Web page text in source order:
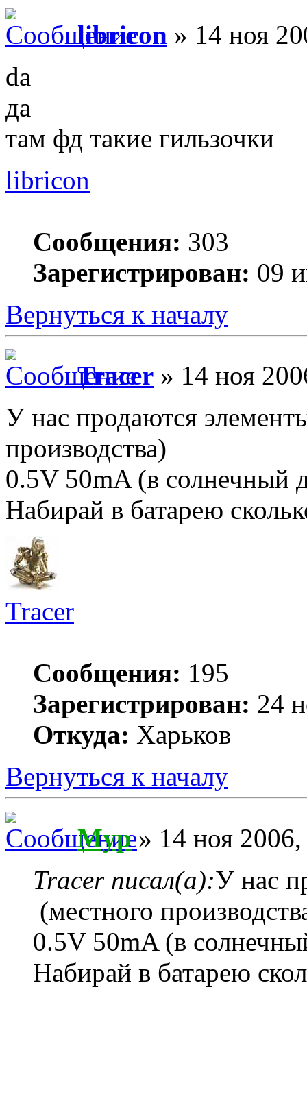
libricon » 14 ноя
da
да
там фд такие гильзочки
libricon
Сообщения: 303
Зарегистрирован: 09
Вернуться к началу
Tracer » 14 ноя
У нас продаются
производства)
0.5V 50mA (в солнечный
Набирай в батарею
Tracer
Сообщения: 195
Зарегистрирован: 24
Откуда: Харьков
Вернуться к началу
Myp» 14 ноя
Tracer писал(а):У нас
(местного
0.5V 50mA (в
Набирай в батарею